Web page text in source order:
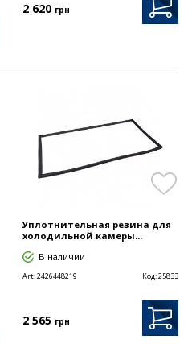
2 620 грн
Уплотнительная резина для
холодильной камеры...
В наличии
Art:2426448219 Код:25833
2 565 грн